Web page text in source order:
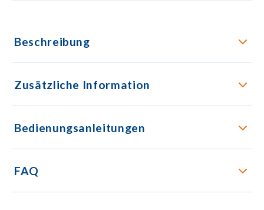
Beschreibung
Zusätzliche Information
Bedienungsanleitungen
FAQ